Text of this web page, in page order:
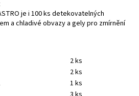
je i 100 ks detekovatelných
a chladivé obvazy a gely pro zmírnění
2 ks
2 ks
1 ks